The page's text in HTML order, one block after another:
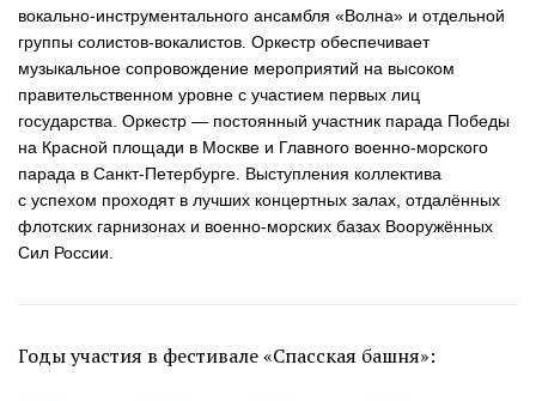
вокально-инструментального ансамбля «Волна» и отдельной
группы солистов-вокалистов . Оркестр обеспечивает
музыкальное сопровождение мероприятий на высоком
правительственном уровне с участием первых лиц
государства. Оркестр — постоянный участник парада Победы
на Красной площади в Москве и Главного военно-морского
парада в Санкт-Петербурге . Выступления коллектива
с успехом проходят в лучших концертных залах, отдалённых
флотских гарнизонах и военно-морских базах Вооружённых
Сил России.
Годы участия в фестивале «Спасская башня»: